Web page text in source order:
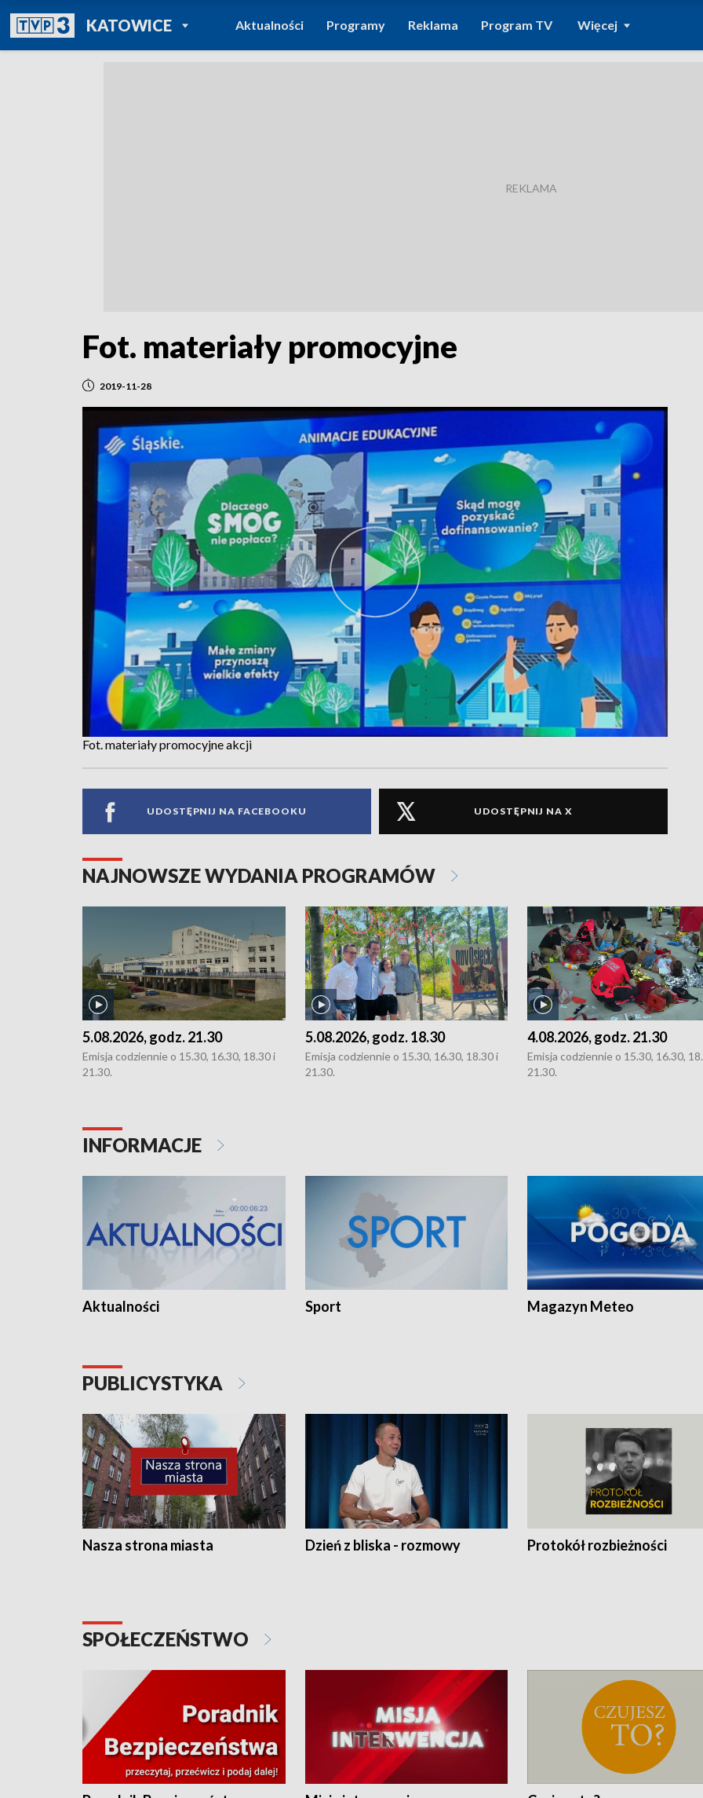
KATOWICEPOWRÓT DO
TVP REGIONY
Aktualności Programy Reklama Program TV Więcej
Fot. materiały promocyjne
2019-11-28
Fot. materiały promocyjne akcji
UDOSTĘPNIJ NA FACEBOOKU UDOSTĘPNIJ NA X
NAJNOWSZE WYDANIA PROGRAMÓW
5.08.2026, godz. 21.30
Emisja codziennie o 15.30, 16.30, 18.30 i
21.30.
5.08.2026, godz. 18.30
Emisja codziennie o 15.30, 16.30, 18.30 i
21.30.
4.08.2026, godz. 21.30
Emisja codziennie o 15.30, 16.30,
21.30.
INFORMACJE
Aktualności Sport Magazyn Meteo
PUBLICYSTYKA
Nasza strona miasta Dzień z bliska - rozmowy Protokół rozbieżności
SPOŁECZEŃSTWO